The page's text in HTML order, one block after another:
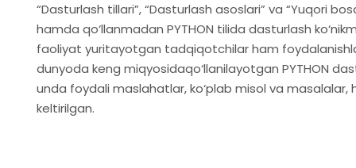
“Dasturlash tillari”, “Dasturlash asoslari” va “Yuqori
hamda qo‘llanmadan PYTHON tilida dasturlash
faoliyat yuritayotgan tadqiqotchilar ham
dunyoda keng miqyosidaqo‘llanilayotgan PYTHON
unda foydali maslahatlar, ko‘plab misol va masalalar,
keltirilgan.